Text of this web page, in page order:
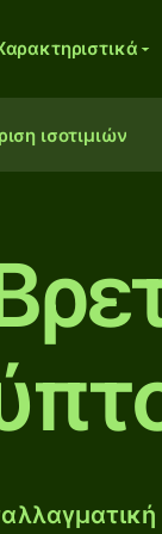
ισοτιμιών